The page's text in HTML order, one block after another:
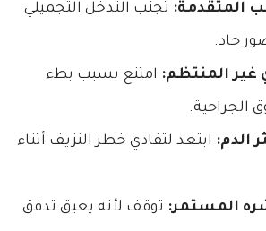
المتقدمة: تجنب التدخل التجميلي
حاد.
غير المنتظم: امتنع بسبب بطء
الجراحية.
الدم: ابتعد لتفادي خطر النزيف أثناء
المستمر: توقف لأنه يعيق تدفق